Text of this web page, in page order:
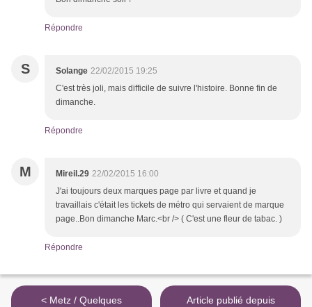
Répondre
S Solange 22/02/2015 19:25
C'est très joli, mais difficile de suivre l'histoire. Bonne fin de
dimanche.
Répondre
M Mireil.29 22/02/2015 16:00
J'ai toujours deux marques page par livre et quand je
travaillais c'était les tickets de métro qui servaient de marque
page..Bon dimanche Marc.<br /> ( C'est une fleur de tabac. )
Répondre
< Metz / Quelques
Article publié depuis